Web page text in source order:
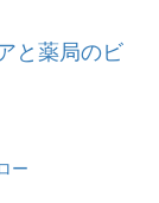
と薬局のビ
ー